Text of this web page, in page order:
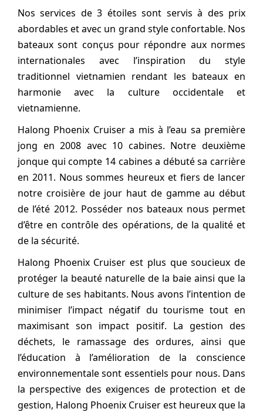
Nos services de 3 étoiles sont servis à des prix
abordables et avec un grand style confortable. Nos
bateaux sont conçus pour répondre aux normes
internationales avec l’inspiration du style
traditionnel vietnamien rendant les bateaux en
harmonie avec la culture occidentale et
vietnamienne.
Halong Phoenix Cruiser a mis à l’eau sa première
jong en 2008 avec 10 cabines. Notre deuxième
jonque qui compte 14 cabines a débuté sa carrière
en 2011. Nous sommes heureux et fiers de lancer
notre croisière de jour haut de gamme au début
de l’été 2012. Posséder nos bateaux nous permet
d’être en contrôle des opérations, de la qualité et
de la sécurité.
Halong Phoenix Cruiser est plus que soucieux de
protéger la beauté naturelle de la baie ainsi que la
culture de ses habitants. Nous avons l’intention de
minimiser l’impact négatif du tourisme tout en
maximisant son impact positif. La gestion des
déchets, le ramassage des ordures, ainsi que
l’éducation à l’amélioration de la conscience
environnementale sont essentiels pour nous. Dans
la perspective des exigences de protection et de
gestion, Halong Phoenix Cruiser est heureux que la